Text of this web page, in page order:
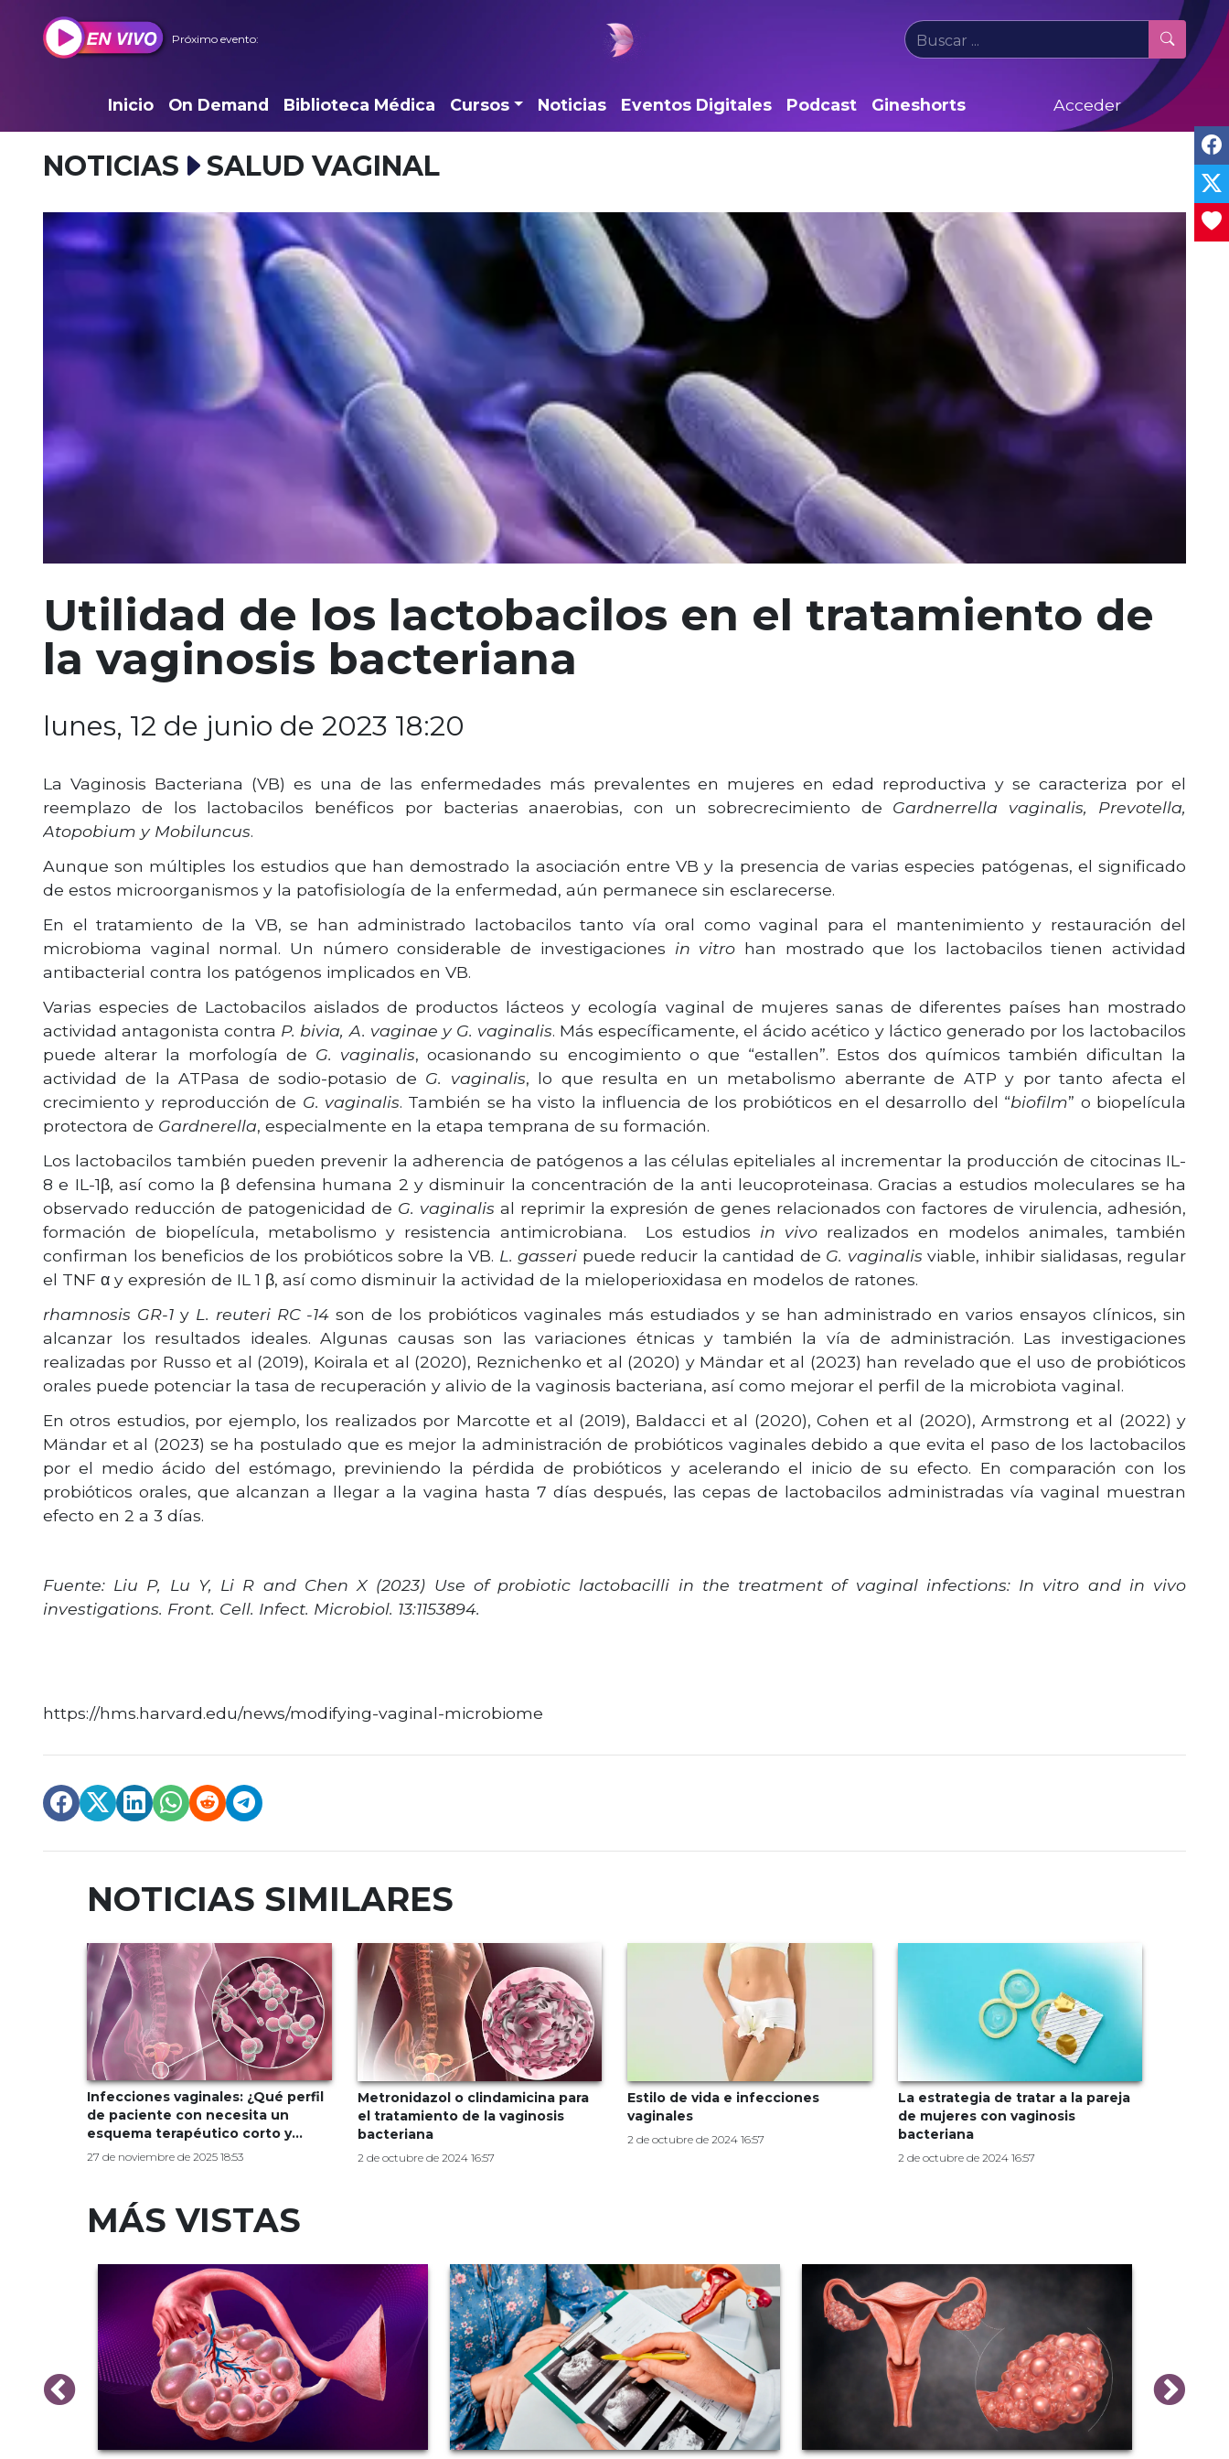
Próximo evento:
Inicio On Demand Biblioteca Médica Cursos Noticias Eventos Digitales Podcast Gineshorts Acceder
NOTICIAS SALUD VAGINAL
Utilidad de los lactobacilos en el tratamiento de
la vaginosis bacteriana
lunes, 12 de junio de 2023 18:20
La Vaginosis Bacteriana (VB) es una de las enfermedades más prevalentes en mujeres en edad reproductiva y se caracteriza por el
reemplazo de los lactobacilos benéficos por bacterias anaerobias, con un sobrecrecimiento de Gardnerrella vaginalis, Prevotella,
Atopobium y Mobiluncus.
Aunque son múltiples los estudios que han demostrado la asociación entre VB y la presencia de varias especies patógenas, el significado
de estos microorganismos y la patofisiología de la enfermedad, aún permanece sin esclarecerse.
En el tratamiento de la VB, se han administrado lactobacilos tanto vía oral como vaginal para el mantenimiento y restauración del
microbioma vaginal normal. Un número considerable de investigaciones in vitro han mostrado que los lactobacilos tienen actividad
antibacterial contra los patógenos implicados en VB.
Varias especies de Lactobacilos aislados de productos lácteos y ecología vaginal de mujeres sanas de diferentes países han mostrado
actividad antagonista contra P. bivia, A. vaginae y G. vaginalis. Más específicamente, el ácido acético y láctico generado por los lactobacilos
puede alterar la morfología de G. vaginalis, ocasionando su encogimiento o que “estallen”. Estos dos químicos también dificultan la
actividad de la ATPasa de sodio-potasio de G. vaginalis, lo que resulta en un metabolismo aberrante de ATP y por tanto afecta el
crecimiento y reproducción de G. vaginalis. También se ha visto la influencia de los probióticos en el desarrollo del “biofilm” o biopelícula
protectora de Gardnerella, especialmente en la etapa temprana de su formación.
Los lactobacilos también pueden prevenir la adherencia de patógenos a las células epiteliales al incrementar la producción de citocinas IL-
8 e IL-1β, así como la β defensina humana 2 y disminuir la concentración de la anti leucoproteinasa. Gracias a estudios moleculares se ha
observado reducción de patogenicidad de G. vaginalis al reprimir la expresión de genes relacionados con factores de virulencia, adhesión,
formación de biopelícula, metabolismo y resistencia antimicrobiana. Los estudios in vivorealizados en modelos animales, también
confirman los beneficios de los probióticos sobre la VB. L. gasseri puede reducir la cantidad de G. vaginalis viable, inhibir sialidasas, regular
el TNF α y expresión de IL 1 β, así como disminuir la actividad de la mieloperioxidasa en modelos de ratones.
rhamnosis GR-1y L. reuteri RC -14 son de los probióticos vaginales más estudiados y se han administrado en varios ensayos clínicos, sin
alcanzar los resultados ideales. Algunas causas son las variaciones étnicas y también la vía de administración. Las investigaciones
realizadas por Russo et al (2019), Koirala et al (2020), Reznichenko et al (2020) y Mändar et al (2023) han revelado que el uso de probióticos
orales puede potenciar la tasa de recuperación y alivio de la vaginosis bacteriana, así como mejorar el perfil de la microbiota vaginal.
En otros estudios, por ejemplo, los realizados por Marcotte et al (2019), Baldacci et al (2020), Cohen et al (2020), Armstrong et al (2022) y
Mändar et al (2023) se ha postulado que es mejor la administración de probióticos vaginales debido a que evita el paso de los lactobacilos
por el medio ácido del estómago, previniendo la pérdida de probióticos y acelerando el inicio de su efecto. En comparación con los
probióticos orales, que alcanzan a llegar a la vagina hasta 7 días después, las cepas de lactobacilos administradas vía vaginal muestran
efecto en 2 a 3 días.
Fuente: Liu P, Lu Y, Li R and Chen X (2023) Use of probiotic lactobacilli in the treatment of vaginal infections: In vitro and in vivo
investigations. Front. Cell. Infect. Microbiol. 13:1153894.
https://hms.harvard.edu/news/modifying-vaginal-microbiome
NOTICIAS SIMILARES
Infecciones vaginales: ¿Qué perfil
de paciente con necesita un
esquema terapéutico corto y
completo?
27 de noviembre de 2025 18:53
Metronidazol o clindamicina para
el tratamiento de la vaginosis
bacteriana
2 de octubre de 2024 16:57
Estilo de vida e infecciones
vaginales
2 de octubre de 2024 16:57
La estrategia de tratar a la pareja
de mujeres con vaginosis
bacteriana
2 de octubre de 2024 16:57
MÁS VISTAS